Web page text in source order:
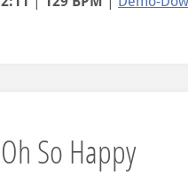
Oh So Happy